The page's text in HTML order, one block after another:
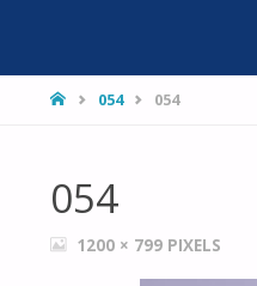
HOME
054 054
054
FULL1200 × 799 PIXELS